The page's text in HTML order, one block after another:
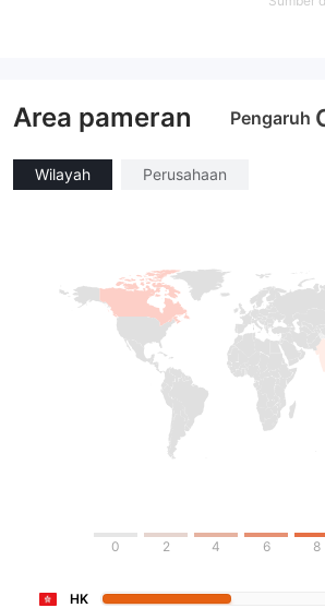
Area pameran Pengaruh
Wilayah Perusahaan
0 2 4 6 8
HK